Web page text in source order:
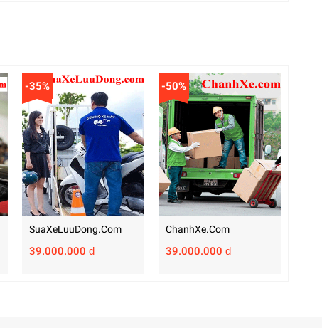
-35%
SuaXeLuuDong.com
39.000.000 đ
-50%
ChanhXe.com
39.000.000 đ